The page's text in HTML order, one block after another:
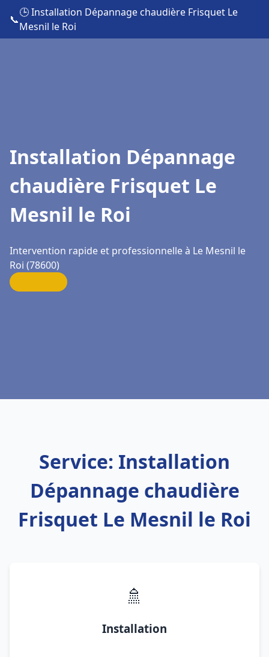
📞
🕒 Installation Dépannage chaudière Frisquet Le
Mesnil le Roi
Installation Dépannage
chaudière Frisquet Le
Mesnil le Roi
Intervention rapide et professionnelle à Le Mesnil le
Roi (78600)
Service: Installation
Dépannage chaudière
Frisquet Le Mesnil le Roi
🚿
Installation